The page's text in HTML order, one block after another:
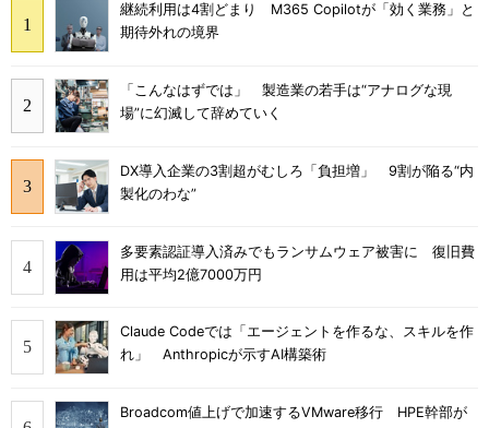
継続利用は4割どまり M365 Copilotが「効く業務」と
期待外れの境界
「こんなはずでは」 製造業の若手は“アナログな現
場”に幻滅して辞めていく
DX導入企業の3割超がむしろ「負担増」 9割が陥る“内
製化のわな”
多要素認証導入済みでもランサムウェア被害に 復旧費
用は平均2億7000万円
Claude Codeでは「エージェントを作るな、スキルを作
れ」 Anthropicが示すAI構築術
Broadcom値上げで加速するVMware移行 HPE幹部が